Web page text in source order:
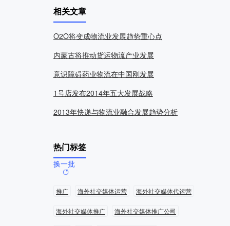
相关文章
O2O将变成物流业发展趋势重心点
内蒙古将推动货运物流产业发展
意识障碍药业物流在中国刚发展
1号店发布2014年五大发展战略
2013年快递与物流业融合发展趋势分析
热门标签
换一批
推广 海外社交媒体运营 海外社交媒体代运营
海外社交媒体推广 海外社交媒体推广公司